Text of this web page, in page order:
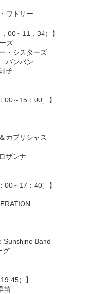
トリー
00～11：34）】
ズ
シスターズ
ンバン
子
00～15：00）】
プリシャス
ザンナ
00～17：40）】
Band
グ
）】
苗